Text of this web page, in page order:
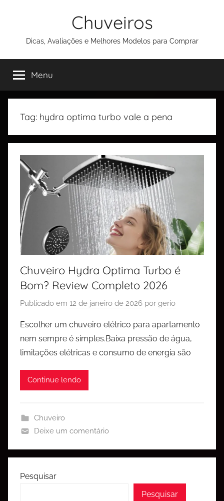
Chuveiros
Dicas, Avaliações e Melhores Modelos para Comprar
Menu
Tag: hydra optima turbo vale a pena
Chuveiro Hydra Optima Turbo é
Bom? Review Completo 2026
Publicado em 12 de janeiro de 2026 por gerio
Escolher um chuveiro elétrico para apartamento
nem sempre é simples.Baixa pressão de água,
limitações elétricas e consumo de energia são
Continue lendo
Chuveiro
Deixe um comentário
Pesquisar
Pesquisar